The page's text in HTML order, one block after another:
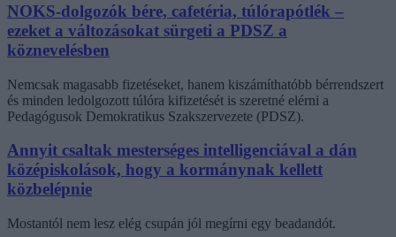
NOKS-dolgozók bére, cafetéria, túlórapótlék –
ezeket a változásokat sürgeti a PDSZ a
köznevelésben
Nemcsak magasabb fizetéseket, hanem kiszámíthatóbb bérrendszert
és minden ledolgozott túlóra kifizetését is szeretné elérni a
Pedagógusok Demokratikus Szakszervezete (PDSZ).
Annyit csaltak mesterséges intelligenciával a dán
középiskolások, hogy a kormánynak kellett
közbelépnie
Mostantól nem lesz elég csupán jól megírni egy beadandót.